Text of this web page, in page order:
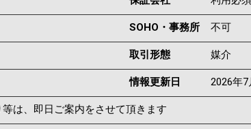
SOHO・事務所 不可
取引形態 媒介
情報更新日 2026年
は、即日ご案内をさせて頂きます